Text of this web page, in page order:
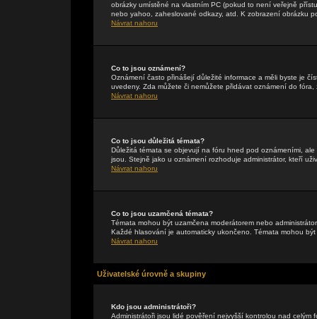
obrázky umístěné na vlastním PC (pokud to není veřejně
nebo yahoo, zaheslované odkazy, atd. K zobrazení obrázku
Návrat nahoru
Co to jsou oznámení?
Oznámení často přinášejí důležité informace a měli byste je
uvedeny. Zda můžete či nemůžete přidávat oznámení do
Návrat nahoru
Co to jsou důležitá témata?
Důležitá témata se objevují na fóru hned pod oznámeními,
jsou. Stejně jako u oznámení rozhoduje administrátor, kteří
Návrat nahoru
Co to jsou uzamčená témata?
Témata mohou být uzamčena moderátorem nebo
Každé hlasování je automaticky ukončeno. Témata mohou
Návrat nahoru
Uživatelské úrovně a skupiny
Kdo jsou administrátoři?
Administrátoři jsou lidé pověření nejvyšší kontrolou nad